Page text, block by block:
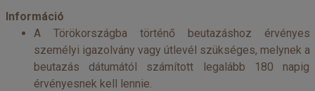
Információ
A Törökországba történő beutazáshoz érvényes
személyi igazolvány vagy útlevél szükséges, melynek a
beutazás dátumától számított legalább 180 napig
érvényesnek kell lennie.